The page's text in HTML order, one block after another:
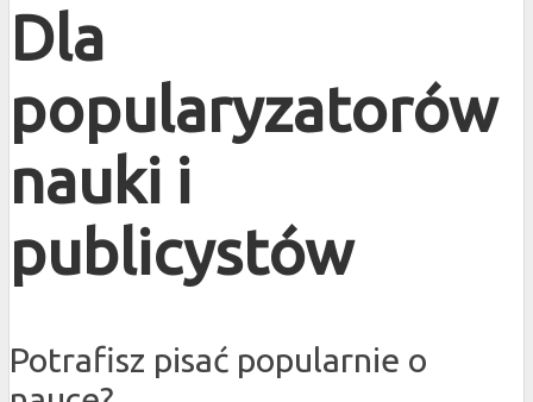
Dla
popularyzatorów
nauki i
publicystów
Potrafisz pisać popularnie o